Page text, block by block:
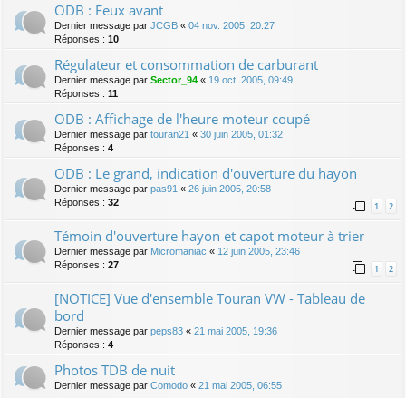
ODB : Feux avant
Dernier message par JCGB « 04 nov. 2005, 20:27
Réponses : 10
Régulateur et consommation de carburant
Dernier message par Sector_94 « 19 oct. 2005, 09:49
Réponses : 11
ODB : Affichage de l'heure moteur coupé
Dernier message par touran21 « 30 juin 2005, 01:32
Réponses : 4
ODB : Le grand, indication d'ouverture du hayon
Dernier message par pas91 « 26 juin 2005, 20:58
Réponses : 32 1 2
Témoin d'ouverture hayon et capot moteur à trier
Dernier message par Micromaniac « 12 juin 2005, 23:46
Réponses : 27 1 2
[NOTICE] Vue d'ensemble Touran VW - Tableau de
bord
Dernier message par peps83 « 21 mai 2005, 19:36
Réponses : 4
Photos TDB de nuit
Dernier message par Comodo « 21 mai 2005, 06:55